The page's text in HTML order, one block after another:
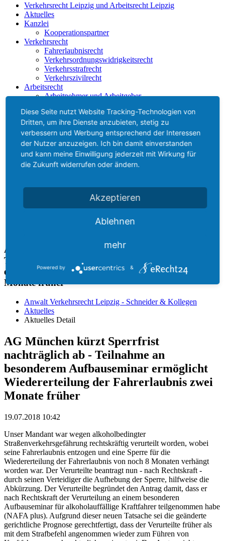
Verkehrsrecht Leipzig und Arbeitsrecht Leipzig
Aktuelles
Kanzlei
Kooperationspartner
Verkehrsrecht
Fahrerlaubnisrecht
Verkehrsordnungswidrigkeitsrecht
Verkehrsstrafrecht
Verkehrszivilrecht
Arbeitsrecht
Arbeitnehmer und Arbeitgeber
Arbeitsverhältnisses)
Dauer von Arbeitsverhältnissen, Befristung von
Arbeitsverträgen
Hauptpflichten im Arbeitsverhältnis
Nebenpflichten im Arbeitsverhältnis
Änderung von Arbeitsverhältnissen
Beendigung von Arbeitsverhältnissen
Kosten
AG München kürzt Sperrfrist nachträglich ab -
Teilnahme an besonderem Aufbauseminar
ermöglicht Wiedererteilung der Fahrerlaubnis zwei
Monate früher
Anwalt Verkehrsrecht Leipzig - Schneider & Kollegen
Aktuelles
Aktuelles Detail
AG München kürzt Sperrfrist
nachträglich ab - Teilnahme an
besonderem Aufbauseminar ermöglicht
Wiedererteilung der Fahrerlaubnis zwei
Monate früher
19.07.2018 10:42
Unser Mandant war wegen alkoholbedingter
Straßenverkehrsgefährung rechtskräftig verurteilt worden, wobei
seine Fahrerlaubnis entzogen und eine Sperre für die
Wiedererteilung der Fahrerlaubnis von noch 8 Monaten verhängt
worden war. Der Verurteilte beantragt nun - nach Rechtskraft -
durch seinen Verteidiger die Aufhebung der Sperre, hilfweise die
Abkürzung. Der Verurteilte begründet den Antrag damit, dass er
nach Rechtskraft der Verurteilung an einem besonderen
Aufbauseminar für alkoholauffällige Kraftfahrer teilgenommen habe
(NAFA plus). Aufgrund dieser neuen Tatsache sei die geänderte
gerichtliche Prognose gerechtfertigt, dass der Verurteilte früher als
mit dem Strafbefehl angenommen wieder zum Führen von
Diese Seite nutzt Website Tracking-Technologien von
Dritten, um ihre Dienste anzubieten, stetig zu
verbessern und Werbung entsprechend der Interessen
der Nutzer anzuzeigen. Ich bin damit einverstanden
und kann meine Einwilligung jederzeit mit Wirkung für
die Zukunft widerrufen oder ändern.
Akzeptieren
Ablehnen
mehr
Powered by &